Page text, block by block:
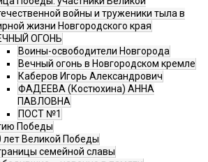
войны и труженики тыла в
жизни Новгородского края
ОГОНЬ
Воины-освободители Новгорода
Вечный огонь в Новгородском кремле
Каберов Игорь Александрович
ФАДЕЕВА (Костюхина) АННА
ПАВЛОВНА
ПОСТ №1
Победы
лет Великой Победы
семейной славы